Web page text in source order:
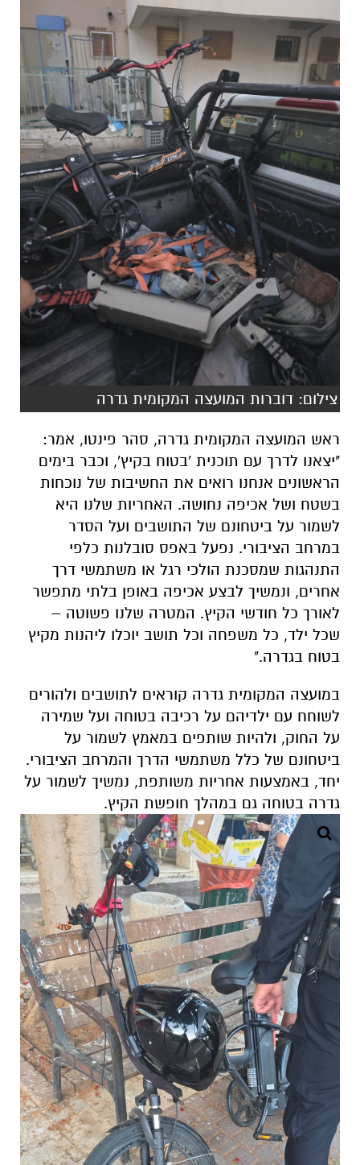
צילום: דוברות המועצה המקומית גדרה
ראש המועצה המקומית גדרה, סהר פינטו, אמר:
"יצאנו לדרך עם תוכנית 'בטוח בקיץ', וכבר בימים
הראשונים אנחנו רואים את החשיבות של נוכחות
בשטח ושל אכיפה נחושה. האחריות שלנו היא
לשמור על ביטחונם של התושבים ועל הסדר
במרחב הציבורי. נפעל באפס סובלנות כלפי
התנהגות שמסכנת הולכי רגל או משתמשי דרך
אחרים, ונמשיך לבצע אכיפה באופן בלתי מתפשר
לאורך כל חודשי הקיץ. המטרה שלנו פשוטה –
שכל ילד, כל משפחה וכל תושב יוכלו ליהנות מקיץ
בטוח בגדרה."
במועצה המקומית גדרה קוראים לתושבים ולהורים
לשוחח עם ילדיהם על רכיבה בטוחה ועל שמירה
על החוק, ולהיות שותפים במאמץ לשמור על
ביטחונם של כלל משתמשי הדרך והמרחב הציבורי.
יחד, באמצעות אחריות משותפת, נמשיך לשמור על
גדרה בטוחה גם במהלך חופשת הקיץ.